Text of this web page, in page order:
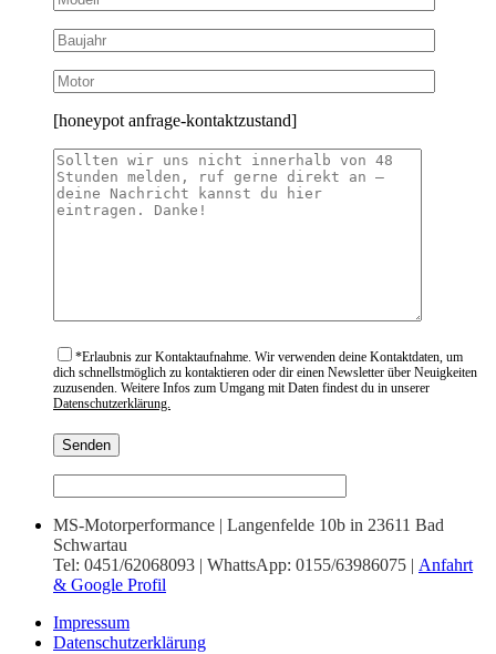
[honeypot anfrage-kontaktzustand]
*Erlaubnis zur Kontaktaufnahme. Wir verwenden deine Kontaktdaten, um
dich schnellstmöglich zu kontaktieren oder dir einen Newsletter über Neuigkeiten
zuzusenden. Weitere Infos zum Umgang mit Daten findest du in unserer
Datenschutzerklärung.
MS-Motorperformance | Langenfelde 10b in 23611 Bad
Schwartau
Tel: 0451/62068093 | WhattsApp: 0155/63986075 | Anfahrt
& Google Profil
Impressum
Datenschutzerklärung